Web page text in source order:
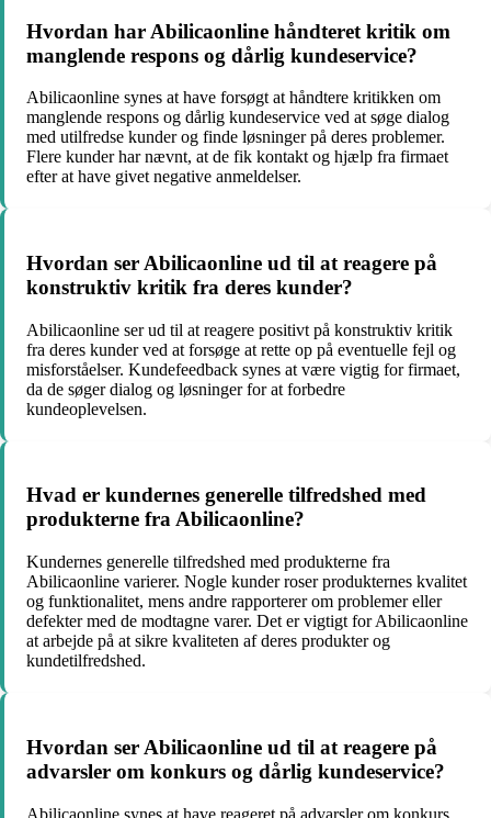
Hvordan har Abilicaonline håndteret kritik om
manglende respons og dårlig kundeservice?
Abilicaonline synes at have forsøgt at håndtere kritikken om
manglende respons og dårlig kundeservice ved at søge dialog
med utilfredse kunder og finde løsninger på deres problemer.
Flere kunder har nævnt, at de fik kontakt og hjælp fra firmaet
efter at have givet negative anmeldelser.
Hvordan ser Abilicaonline ud til at reagere på
konstruktiv kritik fra deres kunder?
Abilicaonline ser ud til at reagere positivt på konstruktiv kritik
fra deres kunder ved at forsøge at rette op på eventuelle fejl og
misforståelser. Kundefeedback synes at være vigtig for firmaet,
da de søger dialog og løsninger for at forbedre
kundeoplevelsen.
Hvad er kundernes generelle tilfredshed med
produkterne fra Abilicaonline?
Kundernes generelle tilfredshed med produkterne fra
Abilicaonline varierer. Nogle kunder roser produkternes kvalitet
og funktionalitet, mens andre rapporterer om problemer eller
defekter med de modtagne varer. Det er vigtigt for Abilicaonline
at arbejde på at sikre kvaliteten af deres produkter og
kundetilfredshed.
Hvordan ser Abilicaonline ud til at reagere på
advarsler om konkurs og dårlig kundeservice?
Abilicaonline synes at have reageret på advarsler om konkurs